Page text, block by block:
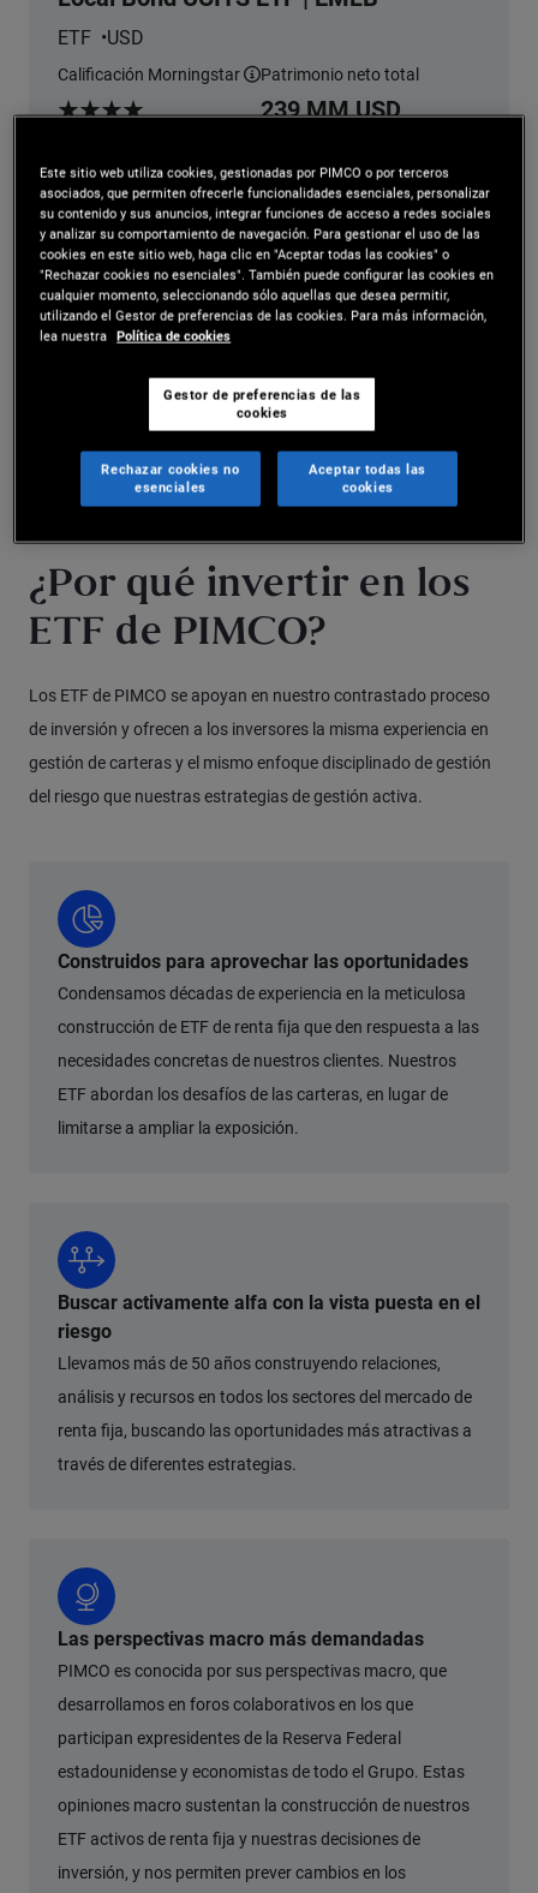
ETF USD
Calificación Morningstar
Morningstar Rating
Patrimonio neto total
239 MM USD
Ver detalles
El valor de las participaciones puede fluctuar y el capital
invertido en un ETF de PIMCO puede estar en riesgo.
Para conocer más en detalle los riesgos potenciales del
fondo, consulte el documento de datos fundamentales
para el inversor/documento de datos fundamentales
(KIID/KID).
¿Por qué invertir en los
ETF de PIMCO?
Los ETF de PIMCO se apoyan en nuestro contrastado proceso
de inversión y ofrecen a los inversores la misma experiencia en
gestión de carteras y el mismo enfoque disciplinado de gestión
del riesgo que nuestras estrategias de gestión activa.
Construidos para aprovechar las oportunidades
Condensamos décadas de experiencia en la meticulosa
construcción de ETF de renta fija que den respuesta a las
necesidades concretas de nuestros clientes. Nuestros
ETF abordan los desafíos de las carteras, en lugar de
limitarse a ampliar la exposición.
Buscar activamente alfa con la vista puesta en el
riesgo
Llevamos más de 50 años construyendo relaciones,
análisis y recursos en todos los sectores del mercado de
renta fija, buscando las oportunidades más atractivas a
través de diferentes estrategias.
Las perspectivas macro más demandadas
PIMCO es conocida por sus perspectivas macro, que
desarrollamos en foros colaborativos en los que
participan expresidentes de la Reserva Federal
estadounidense y economistas de todo el Grupo. Estas
opiniones macro sustentan la construcción de nuestros
ETF activos de renta fija y nuestras decisiones de
inversión, y nos permiten prever cambios en los
Este sitio web utiliza cookies, gestionadas por PIMCO o por terceros
asociados, que permiten ofrecerle funcionalidades esenciales, personalizar
su contenido y sus anuncios, integrar funciones de acceso a redes sociales
y analizar su comportamiento de navegación. Para gestionar el uso de las
cookies en este sitio web, haga clic en "Aceptar todas las cookies" o
"Rechazar cookies no esenciales". También puede configurar las cookies en
cualquier momento, seleccionando sólo aquellas que desea permitir,
utilizando el Gestor de preferencias de las cookies. Para más información,
lea nuestra Política de cookies
Gestor de preferencias de las
cookies
Rechazar cookies no
esenciales
Aceptar todas las
cookies